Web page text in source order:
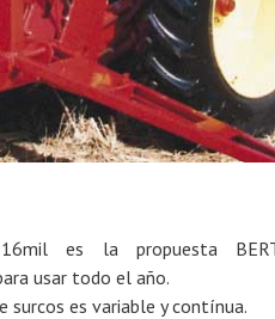
es la propuesta
usar todo el año.
surcos es variable y contínua.